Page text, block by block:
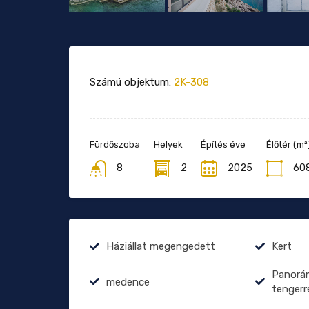
Számú objektum: 2K-308
Fürdőszoba
8
Helyek
2
Építés éve
2025
Élőtér
Háziállat megengedett Kert
medence